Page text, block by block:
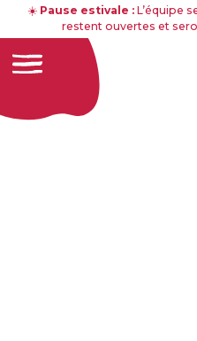
☀️ Pause estivale : L’équipe
restent ouvertes et